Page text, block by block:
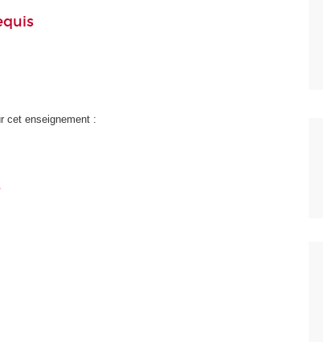
cet enseignement :